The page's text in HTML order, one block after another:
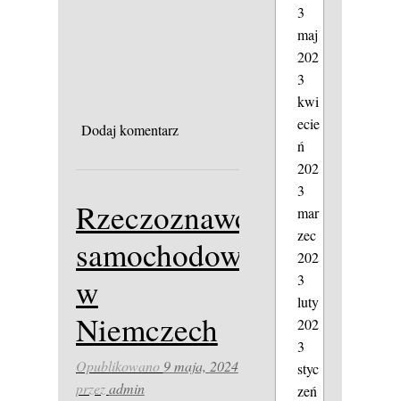
Dodaj komentarz
Rzeczoznawca
samochodowy
w
Niemczech
Opublikowano 9 maja, 2024
przezadmin
3
maj
202
3
kwi
ecie
ń
202
3
mar
zec
202
3
luty
202
3
styc
zeń